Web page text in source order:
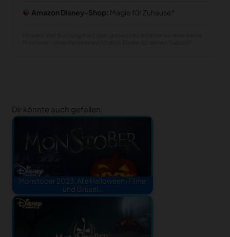
Amazon Disney-Shop: Magie für Zuhause
Dir könnte auch gefallen:
Monstober 2023: Alle Halloween-Filme
und Grusel…